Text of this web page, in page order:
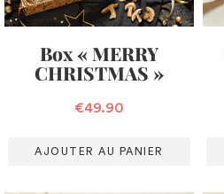
Box « MERRY
CHRISTMAS »
€49.90
AJOUTER AU PANIER